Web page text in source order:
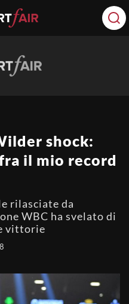
shock:
il mio record
rilasciate da
WBC ha svelato di
vittorie